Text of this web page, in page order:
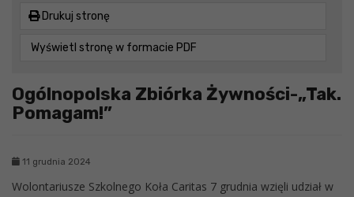
Drukuj stronę
Wyświetl stronę w formacie PDF
Ogólnopolska Zbiórka Żywności-„Tak.
Pomagam!”
11 grudnia 2024
Wolontariusze Szkolnego Koła Caritas 7 grudnia wzięli udział w